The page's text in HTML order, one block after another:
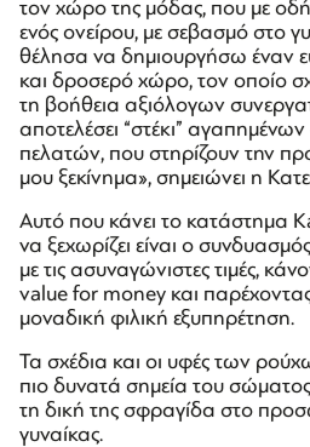
τον χώρο της μόδας, που με
ενός ονείρου, με σεβασμό στο
θέλησα να δημιουργήσω έναν
και δροσερό χώρο, τον οποίο
τη βοήθεια αξιόλογων
αποτελέσει “στέκι”
πελατών, που στηρίζουν την
μου ξεκίνημα», σημειώνει η
Αυτό που κάνει το κατάστημα
να ξεχωρίζει είναι ο
με τις ασυναγώνιστες τιμές,
value for money και
μοναδική φιλική εξυπηρέτηση.
Τα σχέδια και οι υφές των
πιο δυνατά σημεία του
τη δική της σφραγίδα στο
γυναίκας.